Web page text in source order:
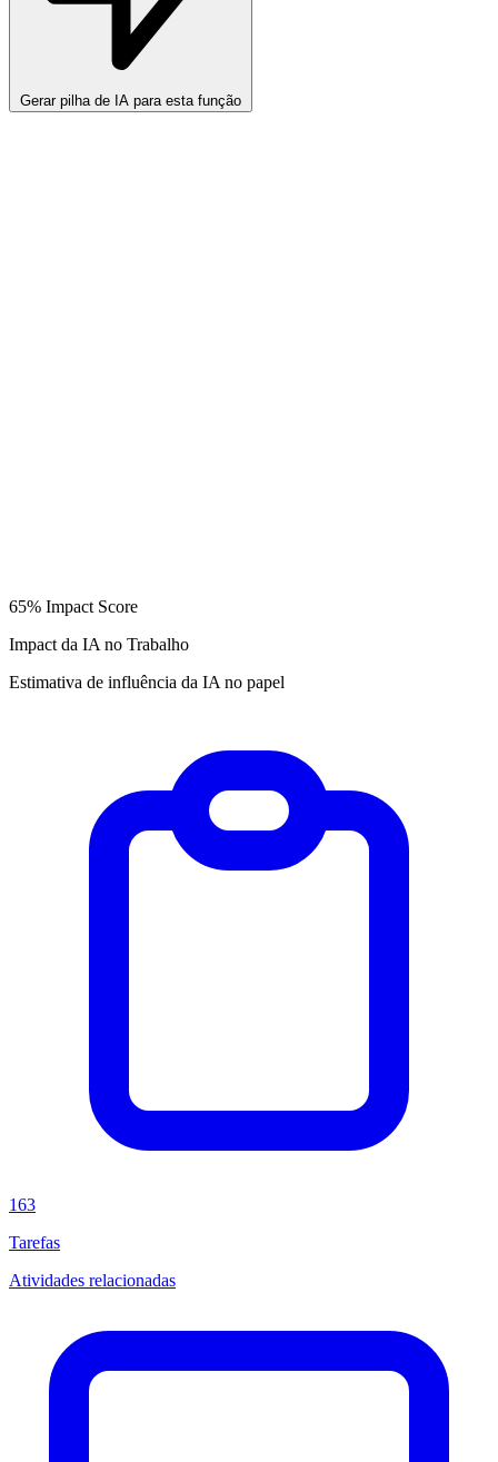
Gerar pilha de IA para esta função
65% Impact Score
Impact da IA no Trabalho
Estimativa de influência da IA no papel
163
Tarefas
Atividades relacionadas